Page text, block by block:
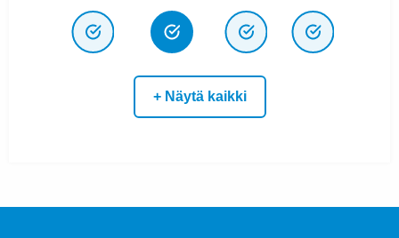
+ Näytä kaikki